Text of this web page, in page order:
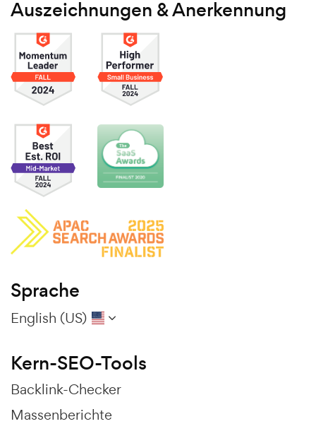
Auszeichnungen & Anerkennung
Sprache
English (US)
Kern-SEO-Tools
Backlink-Checker
Massenberichte